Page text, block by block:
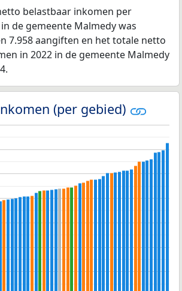
belastbaar inkomen per
de gemeente Malmedy was
7.958 aangiften en het totale netto
in 2022 in de gemeente Malmedy
(per gebied)